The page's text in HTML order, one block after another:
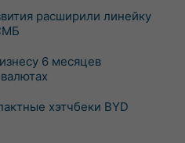
расширили линейку
6 месяцев
хэтчбеки BYD